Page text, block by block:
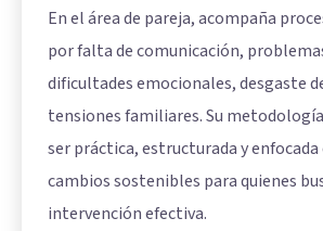
En el área de pareja, acompaña
por falta de comunicación,
dificultades emocionales, desgaste
tensiones familiares. Su
ser práctica, estructurada y
cambios sostenibles para quienes
intervención efectiva.